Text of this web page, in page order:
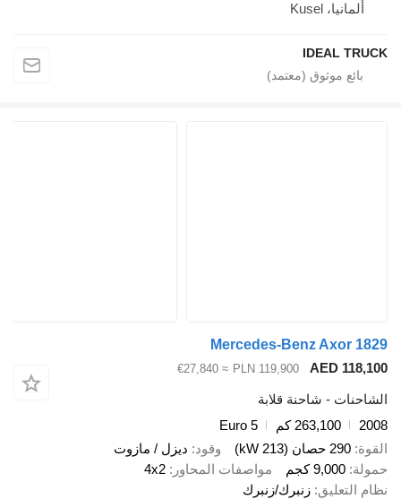
ألمانيا، Kusel
IDEAL TRUCK
Mercedes-Benz Axor 1829
AED 118,100
PLN 119,900
≈ €27,840
الشاحنات - شاحنة قلابة
2008
263,100 كم
Euro 5
القوة 290 حصان (213 kW) وقود ديزل / مازوت
حمولة 9,000 كجم مواصفات المحاور
4x2
نظام التعليق زنبرك/زنبرك